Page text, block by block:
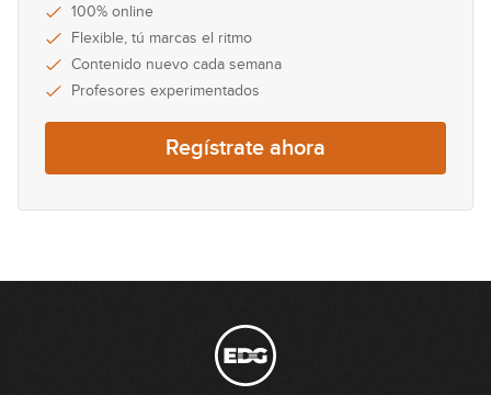
06:51
10:12
#61 Estudio de arpegios en D
#63 Estudio de arpegios en Am
#64 Riff Metal en Drop D
100% online
Flexible, tú marcas el ritmo
Contenido nuevo cada semana
Profesores experimentados
Regístrate ahora